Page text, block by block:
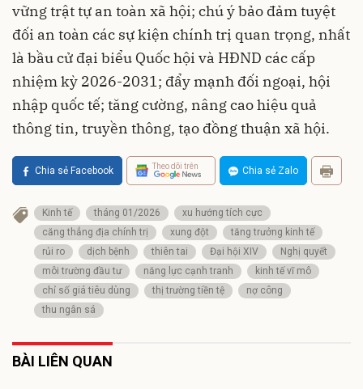
vững trật tự an toàn xã hội; chú ý bảo đảm tuyệt
đối an toàn các sự kiện chính trị quan trọng, nhất
là bầu cử đại biểu Quốc hội và HĐND các cấp
nhiệm kỳ 2026-2031; đẩy mạnh đối ngoại, hội
nhập quốc tế; tăng cường, nâng cao hiệu quả
thông tin, truyền thông, tạo đồng thuận xã hội.
Chia sẻ Facebook Theo dõi trên Chia sẻ Zalo
Kinh tế tháng 01/2026
xu hướng tích cực
căng thẳng địa chính trị
xung đột
tăng trưởng kinh tế
rủi ro
dịch bệnh thiên tai Đại hội XIV
Nghị quyết
môi trường đầu tư
năng lực cạnh tranh
kinh tế vĩ mô
chỉ số giá tiêu dùng
thị trường tiền tệ
nợ công
thu ngân sá
BÀI LIÊN QUAN